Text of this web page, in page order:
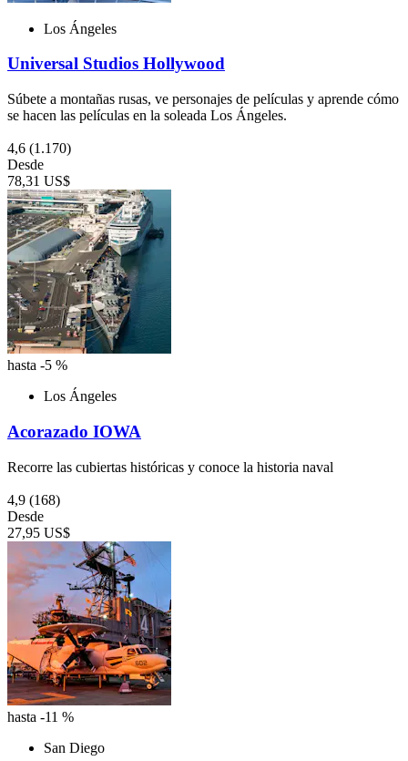
Los Ángeles
Universal Studios Hollywood
Súbete a montañas rusas, ve personajes de películas y aprende cómo
se hacen las películas en la soleada Los Ángeles.
4,6 (1.170)
Desde
78,31 US$
hasta -5 %
Los Ángeles
Acorazado IOWA
Recorre las cubiertas históricas y conoce la historia naval
4,9 (168)
Desde
27,95 US$
hasta -11 %
San Diego